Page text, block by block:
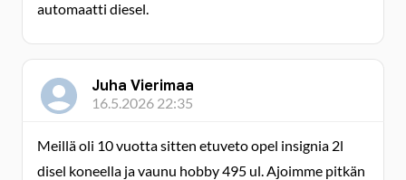
automaatti diesel.
Juha Vierimaa
16.5.2026 22:35
Meillä oli 10 vuotta sitten etuveto opel insignia 2l
disel koneella ja vaunu hobby 495 ul. Ajoimme pitkän